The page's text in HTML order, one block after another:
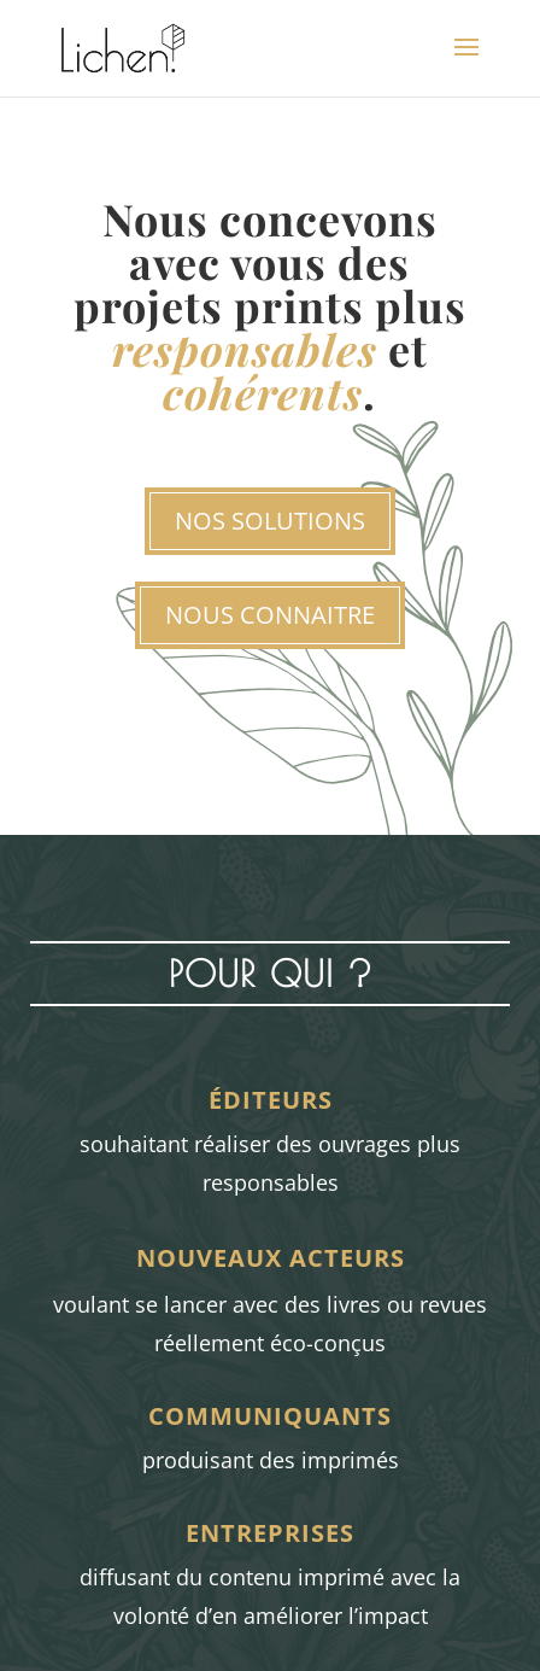
Nous concevons
avec vous des
projets prints plus
responsableset
cohérents.
NOS SOLUTIONS
NOUS CONNAITRE
POUR QUI ?
ÉDITEURS
souhaitant réaliser des ouvrages plus
responsables
NOUVEAUX ACTEURS
voulant se lancer avec des livres ou revues
réellement éco-conçus
COMMUNIQUANTS
produisant des imprimés
ENTREPRISES
diffusant du contenu imprimé avec la
volonté d’en améliorer l’impact